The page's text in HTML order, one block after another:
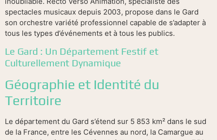
spectacles musicaux depuis 2003, propose dans le Gard
son orchestre variété professionnel capable de s’adapter à
tous les types d’événements et à tous les publics.
Le Gard : Un Département Festif et
Culturellement Dynamique
Géographie et Identité du
Territoire
Le département du Gard s’étend sur 5 853 km² dans le sud
de la France, entre les Cévennes au nord, la Camargue au